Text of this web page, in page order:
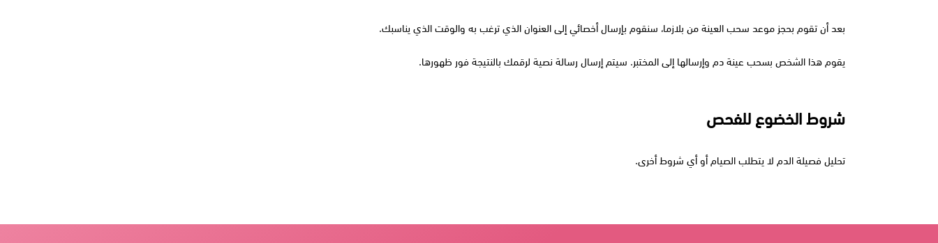
بعد أن تقوم بحجز موعد سحب العينة من بلازما، سنقوم بإرسال أخصائي إلى العنوان الذي ترغب به والوقت الذي يناسبك.
يقوم هذا الشخص بسحب عينة دم وإرسالها إلى المختبر. سيتم إرسال رسالة نصية لرقمك بالنتيجة فور ظهورها.
شروط الخضوع للفحص
تحليل فصيلة الدم لا يتطلب الصيام أو أي شروط أخرى.